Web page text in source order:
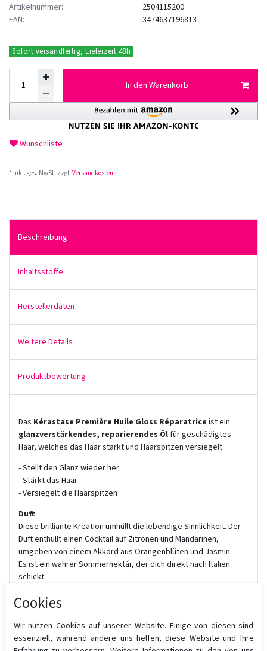
Artikelnummer:
EAN:
2504115200
3474637196813
Sofort versandfertig, Lieferzeit 48h
In den Warenkorb
Wunschliste
* inkl. ges. MwSt. zzgl. Versandkosten
Beschreibung
Inhaltsstoffe
Herstellerdaten
Weitere Details
Produktbewertung
Das Kérastase Première Huile Gloss Réparatrice ist ein
glanzverstärkendes, reparierendes Ölfür geschädigtes
Haar, welches das Haar stärkt und Haarspitzen versiegelt.
- Stellt den Glanz wieder her
- Stärkt das Haar
- Versiegelt die Haarspitzen
Duft:
Diese brilliante Kreation umhüllt die lebendige Sinnlichkeit. Der
Duft enthüllt einen Cocktail auf Zitronen und Mandarinen,
umgeben von einem Akkord aus Orangenblüten und Jasmin.
Es ist ein wahrer Sommernektár, der dich direkt nach Italien
schickt.
Kopfnote: Mandarine & Zitrone
Herznote: Seidige & zarte Blumen
Basisnote: Holzige Facetten
Wirkstoffe:
Cookies
Wir nutzen Cookies auf unserer Website. Einige von diesen sind
essenziell, während andere uns helfen, diese Website und Ihre